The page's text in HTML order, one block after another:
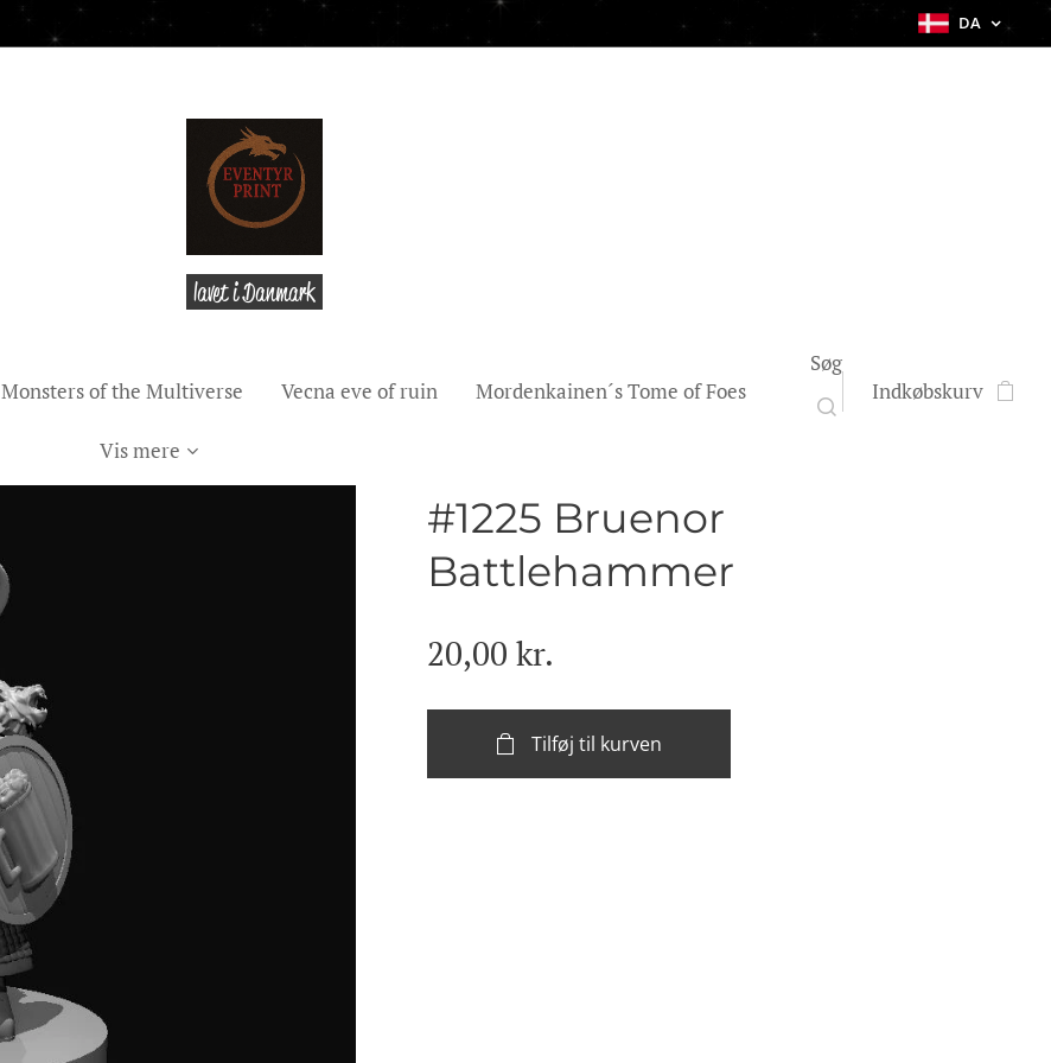
DA
lavet i Danmark
Monsters of the Multiverse Vecna eve of ruin Mordenkainen´s Tome of Foes
Vis mere
Søg
Indkøbskurv
#1225 Bruenor
Battlehammer
20,00 kr.
Tilføj til kurven